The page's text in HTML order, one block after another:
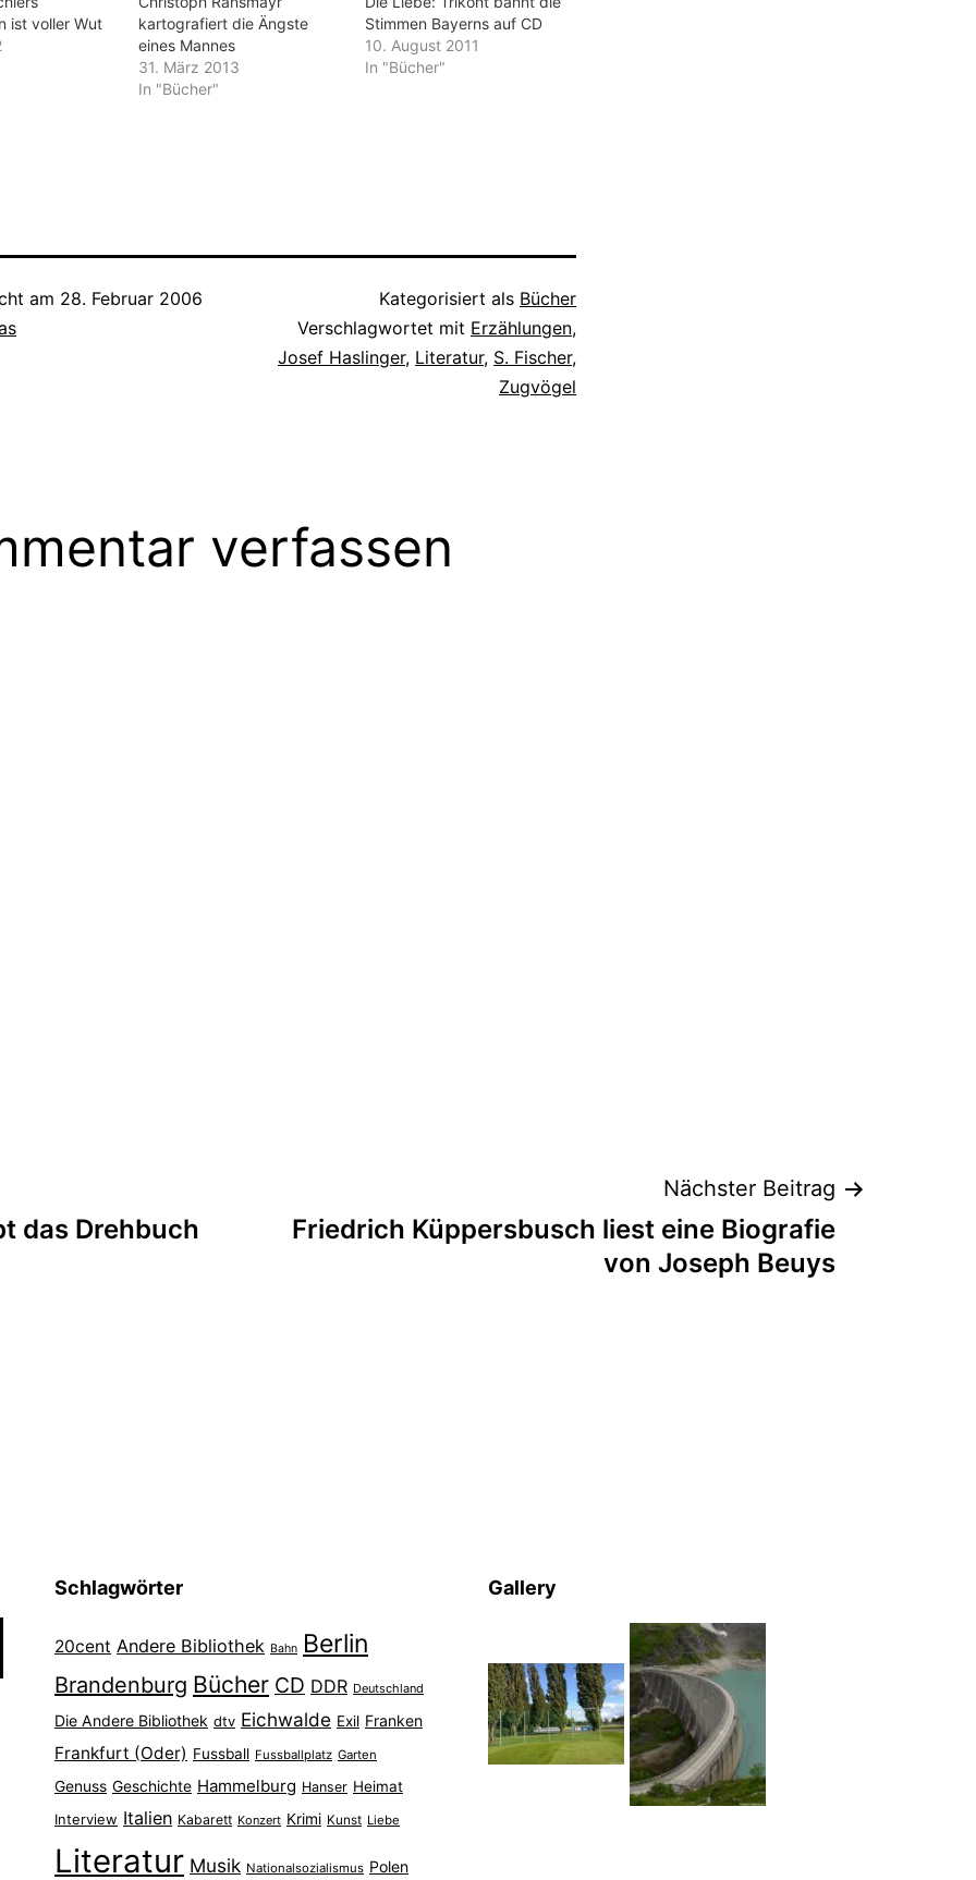
ist voller Wut
kartografiert die Ängste
eines Mannes
31. März 2013
In "Bücher"
Stimmen Bayerns auf CD
10. August 2011
In "Bücher"
am 28. Februar 2006
Kategorisiert als Bücher
Verschlagwortet mit Erzählungen,
Josef Haslinger, Literatur, S. Fischer,
Zugvögel
verfassen
das Drehbuch
Nächster Beitrag
Friedrich Küppersbusch liest eine Biografie
von Joseph Beuys
Schlagwörter
20cent Andere Bibliothek Bahn Berlin
Brandenburg Bücher CD DDR Deutschland
Die Andere Bibliothek dtv Eichwalde Exil Franken
Frankfurt (Oder) Fussball Fussballplatz Garten
Genuss Geschichte Hammelburg Hanser Heimat
Interview Italien Kabarett Konzert Krimi Kunst Liebe
Literatur Musik Nationalsozialismus Polen
Gallery